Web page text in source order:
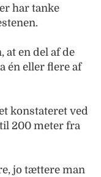
har tanke
en del af de
én eller flere af
konstateret ved
200 meter fra
jo tættere man